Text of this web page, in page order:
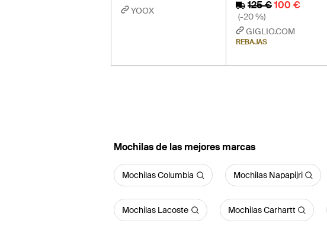
YOOX 125 € 100 €
(-20 %)
GIGLIO.COM
REBAJAS
Mochilas de las mejores marcas
Mochilas Columbia Mochilas Napapijri
Mochilas Lacoste Mochilas Carhartt